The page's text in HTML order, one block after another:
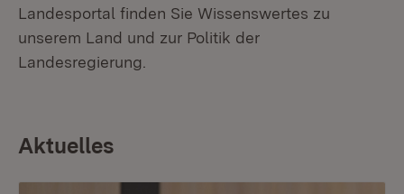
Landesportal finden Sie Wissenswertes zu
unserem Land und zur Politik der
Landesregierung.
Aktuelles